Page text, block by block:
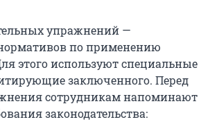
упражнений —
по применению
этого используют специальные
заключенного. Перед
сотрудникам напоминают
законодательства: